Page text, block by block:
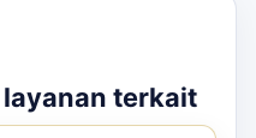
terkait